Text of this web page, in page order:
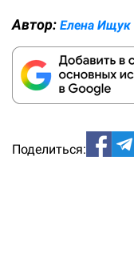
Автор: Елена Ищук
Поделиться: